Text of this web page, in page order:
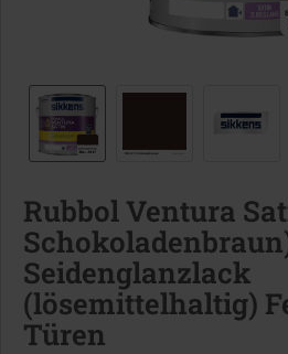
Rubbol Ventura
Seidenglanzlack
(lösemittelhaltig)
Türen